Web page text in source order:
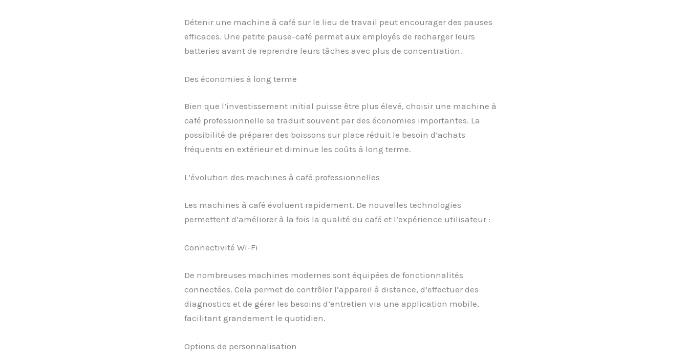
Détenir une machine à café sur le lieu de travail peut encourager des pauses
efficaces. Une petite pause-café permet aux employés de recharger leurs
batteries avant de reprendre leurs tâches avec plus de concentration.
Des économies à long terme
Bien que l’investissement initial puisse être plus élevé, choisir une machine à
café professionnelle se traduit souvent par des économies importantes. La
possibilité de préparer des boissons sur place réduit le besoin d’achats
fréquents en extérieur et diminue les coûts à long terme.
L’évolution des machines à café professionnelles
Les machines à café évoluent rapidement. De nouvelles technologies
permettent d’améliorer à la fois la qualité du café et l’expérience utilisateur :
Connectivité Wi-Fi
De nombreuses machines modernes sont équipées de fonctionnalités
connectées. Cela permet de contrôler l’appareil à distance, d’effectuer des
diagnostics et de gérer les besoins d’entretien via une application mobile,
facilitant grandement le quotidien.
Options de personnalisation